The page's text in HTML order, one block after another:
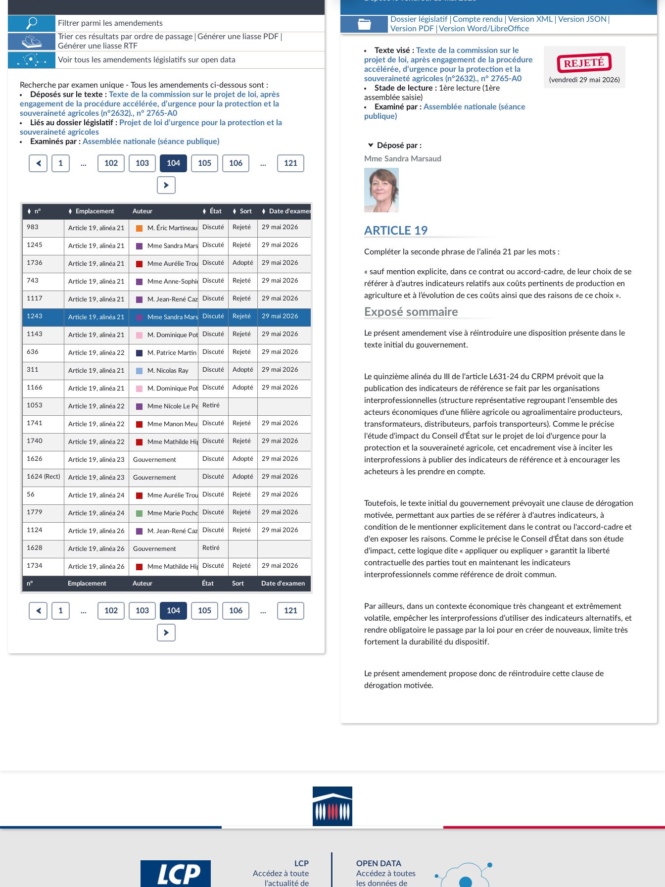
Filtrer parmi les amendements
Trier ces résultats par ordre de passage
Générer une liasse PDF
Générer une liasse RTF
Voir tous les amendements législatifs sur open data
Recherche par examen unique - Tous les amendements ci-dessous sont :
Déposés sur le texte : Texte de la commission sur le projet de loi, après
engagement de la procédure accélérée, d’urgence pour la protection et la
souveraineté agricoles (n°2632)., n° 2765-A0
Liés au dossier législatif : Projet de loi d’urgence pour la protection et la
souveraineté agricoles
Examinés par : Assemblée nationale (séance publique)
1 ... 102 103 104 105 106 ... 121
n° Emplacement Auteur État Sort Date d'examen Date de dépôt
983 Article 19, alinéa 21
Les Démocrates
M. Éric Martineau Discuté Rejeté 29 mai 2026
1245 Article 19, alinéa 21
Ensemble pour la République
Mme Sandra MarsaudDiscuté Rejeté 29 mai 2026
1736 Article 19, alinéa 21
La France insoumise - Nouveau Front Populaire
Mme Aurélie TrouvéDiscuté Adopté 29 mai 2026
743 Article 19, alinéa 21
Ensemble pour la République
Mme Anne-Sophie Ronceret
Discuté Rejeté 29 mai 2026
1117 Article 19, alinéa 21
Ensemble pour la République
M. Jean-René Cazeneuve
Discuté Rejeté 29 mai 2026
1243 Article 19, alinéa 21
Ensemble pour la République
Mme Sandra MarsaudDiscuté Rejeté 29 mai 2026
1143 Article 19, alinéa 21
Socialistes et apparentés
M. Dominique PotierDiscuté Rejeté 29 mai 2026
636 Article 19, alinéa 22
Rassemblement National
M. Patrice Martin Discuté Rejeté 29 mai 2026
311 Article 19, alinéa 21
Droite Républicaine
M. Nicolas Ray Discuté Adopté 29 mai 2026
1166 Article 19, alinéa 21
Socialistes et apparentés
M. Dominique PotierDiscuté Adopté 29 mai 2026
1053 Article 19, alinéa 22
Ensemble pour la République
Mme Nicole Le PeihRetiré
1741 Article 19, alinéa 22
La France insoumise - Nouveau Front Populaire
Mme Manon MeunierDiscuté Rejeté 29 mai 2026
1740 Article 19, alinéa 22
La France insoumise - Nouveau Front Populaire
Mme Mathilde HignetDiscuté Rejeté 29 mai 2026
1626 Article 19, alinéa 23 Gouvernement Discuté Adopté 29 mai 2026
1624 (Rect) Article 19, alinéa 23 Gouvernement Discuté Adopté 29 mai 2026
56 Article 19, alinéa 24
La France insoumise - Nouveau Front Populaire
Mme Aurélie TrouvéDiscuté Rejeté 29 mai 2026
1779 Article 19, alinéa 24
Écologiste et Social
Mme Marie Pochon Discuté Rejeté 29 mai 2026
1124 Article 19, alinéa 26
Ensemble pour la République
M. Jean-René Cazeneuve
Discuté Rejeté 29 mai 2026
1628 Article 19, alinéa 26 Gouvernement Retiré
1734 Article 19, alinéa 26
La France insoumise - Nouveau Front Populaire
Mme Mathilde HignetDiscuté Rejeté 29 mai 2026
n° Emplacement Auteur État Sort Date d'examen
1 ... 102 103 104 105 106 ... 121
Dossier législatif Compte rendu Version XML
Version JSON
Version PDF
Version Word/LibreOffice
Texte visé : Texte de la commission sur le
projet de loi, après engagement de la procédure
accélérée, d’urgence pour la protection et la
souveraineté agricoles (n°2632)., n° 2765-A0
Stade de lecture : 1ère lecture (1ère
assemblée saisie)
Examiné par : Assemblée nationale (séance
publique)
REJETÉ
(vendredi 29 mai 2026)
Déposé par :
Mme Sandra Marsaud
ARTICLE 19
Compléter la seconde phrase de l’alinéa 21 par les mots :
« sauf mention explicite, dans ce contrat ou accord-cadre, de leur choix de se
référer à d’autres indicateurs relatifs aux coûts pertinents de production en
agriculture et à l’évolution de ces coûts ainsi que des raisons de ce choix ».
Exposé sommaire
Le présent amendement vise à réintroduire une disposition présente dans le
texte initial du gouvernement.
Le quinzième alinéa du III de l'article L631-24 du CRPM prévoit que la
publication des indicateurs de référence se fait par les organisations
interprofessionnelles (structure représentative regroupant l'ensemble des
acteurs économiques d'une filière agricole ou agroalimentaire producteurs,
transformateurs, distributeurs, parfois transporteurs). Comme le précise
l'étude d'impact du Conseil d'État sur le projet de loi d'urgence pour la
protection et la souveraineté agricole, cet encadrement vise à inciter les
interprofessions à publier des indicateurs de référence et à encourager les
acheteurs à les prendre en compte.
Toutefois, le texte initial du gouvernement prévoyait une clause de dérogation
motivée, permettant aux parties de se référer à d'autres indicateurs, à
condition de le mentionner explicitement dans le contrat ou l'accord-cadre et
d'en exposer les raisons. Comme le précise le Conseil d'État dans son étude
d'impact, cette logique dite « appliquer ou expliquer » garantit la liberté
contractuelle des parties tout en maintenant les indicateurs
interprofessionnels comme référence de droit commun.
Par ailleurs, dans un contexte économique très changeant et extrêmement
volatile, empêcher les interprofessions d’utiliser des indicateurs alternatifs, et
rendre obligatoire le passage par la loi pour en créer de nouveaux, limite très
fortement la durabilité du dispositif.
Le présent amendement propose donc de réintroduire cette clause de
dérogation motivée.
LCP
Accédez à toute
l'actualité de
OPEN DATA
Accédez à toutes
les données de